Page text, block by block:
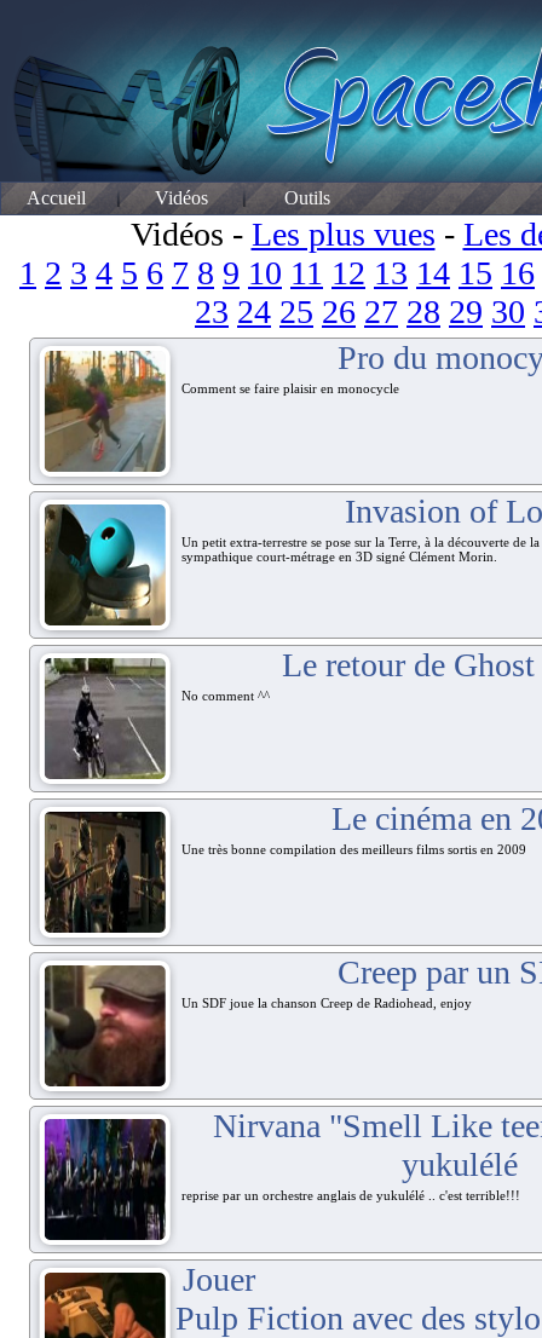
Accueil Vidéos Outils
Vidéos - Les plus vues - Les
1 2 3 4 5 6 7 8 9 10 11 12 13 14 15 16
23 24 25 26 27 28 29 30
Pro du
Comment se faire plaisir en monocycle
Invasion of
Un petit extra-terrestre se pose sur la Terre, à la découverte de
sympathique court-métrage en 3D signé Clément Morin.
Le retour de
No comment ^^
Le cinéma en
Une très bonne compilation des meilleurs films sortis en 2009
Creep par un
Un SDF joue la chanson Creep de Radiohead, enjoy
Nirvana "Smell Like
yukulélé
reprise par un orchestre anglais de yukulélé .. c'est terrible!!!
Jouer
Pulp Fiction avec des